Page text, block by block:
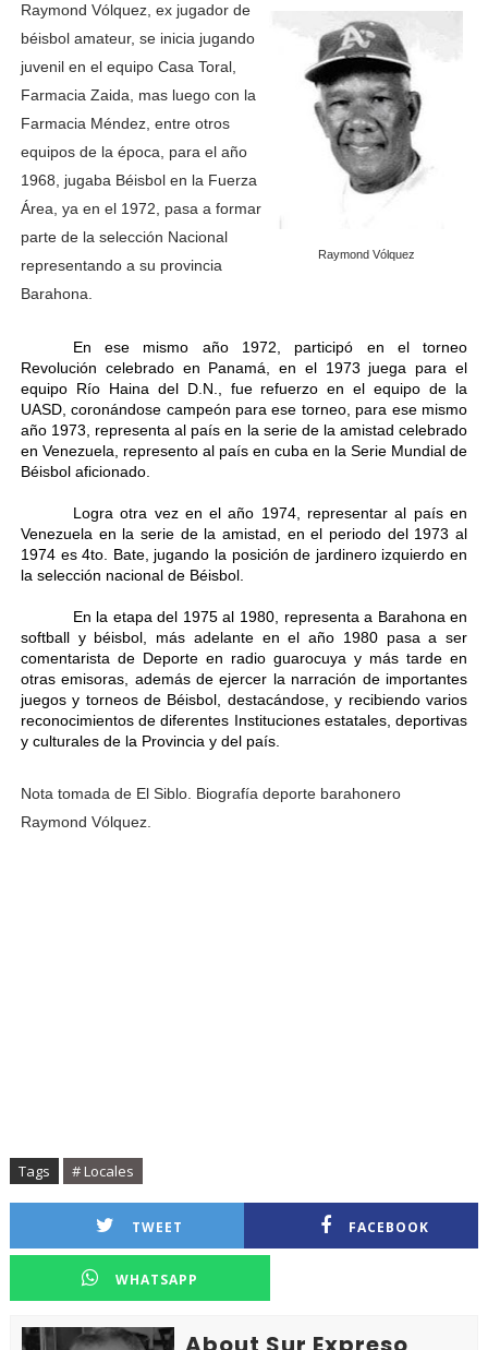
Raymond Vólquez
Raymond Vólquez, ex jugador de
béisbol amateur, se inicia jugando
juvenil en el equipo Casa Toral,
Farmacia Zaida, mas luego con la
Farmacia Méndez, entre otros
equipos de la época, para el año
1968, jugaba Béisbol en la Fuerza
Área, ya en el 1972, pasa a formar
parte de la selección Nacional
representando a su provincia
Barahona.
En ese mismo año 1972, participó en el torneo
Revolución celebrado en Panamá, en el 1973 juega para el
equipo Río Haina del D.N., fue refuerzo en el equipo de la
UASD, coronándose campeón para ese torneo, para ese mismo
año 1973, representa al país en la serie de la amistad celebrado
en Venezuela, represento al país en cuba en la Serie Mundial de
Béisbol aficionado.
Logra otra vez en el año 1974, representar al país en
Venezuela en la serie de la amistad, en el periodo del 1973 al
1974 es 4to. Bate, jugando la posición de jardinero izquierdo en
la selección nacional de Béisbol.
En la etapa del 1975 al 1980, representa a Barahona en
softball y béisbol, más adelante en el año 1980 pasa a ser
comentarista de Deporte en radio guarocuya y más tarde en
otras emisoras, además de ejercer la narración de importantes
juegos y torneos de Béisbol, destacándose, y recibiendo varios
reconocimientos de diferentes Instituciones estatales, deportivas
y culturales de la Provincia y del país.
Nota tomada de El Siblo. Biografía deporte barahonero
Raymond Vólquez.
Tags # Locales
TWEET FACEBOOK
WHATSAPP